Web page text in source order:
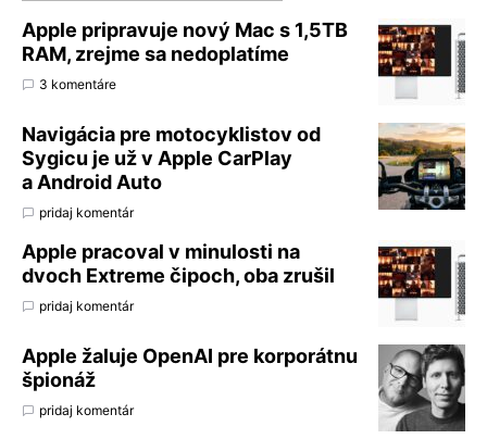
Apple pripravuje nový Mac s 1,5TB
RAM, zrejme sa nedoplatíme
3 komentáre
Navigácia pre motocyklistov od
Sygicu je už v Apple CarPlay
a Android Auto
pridaj komentár
Apple pracoval v minulosti na
dvoch Extreme čipoch, oba zrušil
pridaj komentár
Apple žaluje OpenAI pre korporátnu
špionáž
pridaj komentár